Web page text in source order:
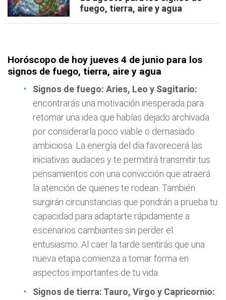
fuego, tierra, aire y agua
Horóscopo de hoy jueves 4 de junio para los
signos de fuego, tierra, aire y agua
Signos de fuego: Aries, Leo y Sagitario:
encontrarás una motivación inesperada para
retomar una idea que habías dejado archivada
por considerarla poco viable o demasiado
ambiciosa. La energía del día favorecerá las
iniciativas audaces y te permitirá transmitir tus
pensamientos con una convicción que atraerá
la atención de quienes te rodean. También
surgirán circunstancias que pondrán a prueba tu
capacidad para adaptarte rápidamente a
escenarios cambiantes sin perder el
entusiasmo. Al caer la tarde sentirás que una
nueva etapa comienza a tomar forma en
aspectos importantes de tu vida
Signos de tierra: Tauro, Virgo y Capricornio: